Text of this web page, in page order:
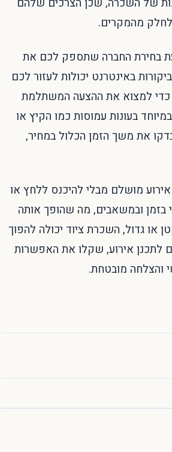
לחלק מהמקרים.
בחירת החברה שתספק לכם את
באינטרנט יכולות לעזור לכם
כדי למצוא את ההצעה המשתלמת
בעונות עמוסות כמו הקיץ או
את משך הזמן הכלול במחיר,
מושלם מבלי להיכנס ללחץ או
בזמן ובמשאבים, מה שהופך אותה
או גדול, השכרת ציוד יכולה להפוך
לתכנן אירוע, שקלו את האפשרות
והצלחה מובטחת.